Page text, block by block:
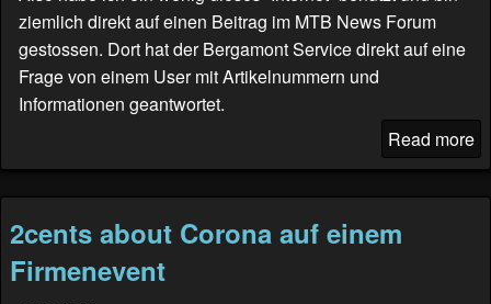
ziemlich direkt auf einen Beitrag im MTB News Forum
gestossen. Dort hat der Bergamont Service direkt auf eine
Frage von einem User mit Artikelnummern und
Informationen geantwortet.
Read more
2cents about Corona auf einem
Firmenevent